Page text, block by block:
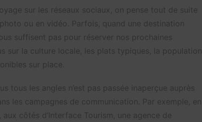
sur les réseaux sociaux, on pense tout de suite
ou en vidéo. Parfois, quand une destination
suffisent pas pour réserver nos prochaines
sur la culture locale, les plats typiques, la population
sur place.
tous les angles n’est pas passée inaperçue auprès
les campagnes de communication. Par exemple, en
aux côtés d’Interface Tourism, une agence de